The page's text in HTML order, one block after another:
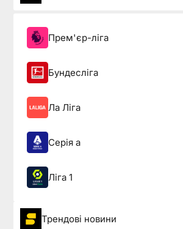
Прем'єр-ліга
Бундесліга
Ла Ліга
Серія а
Ліга 1
Трендові новини